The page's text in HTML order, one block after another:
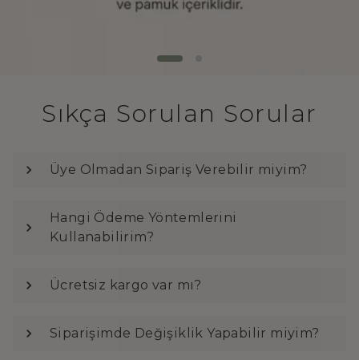
Sıkça Sorulan Sorular
Üye Olmadan Sipariş Verebilir miyim?
Hangi Ödeme Yöntemlerini
Kullanabilirim?
Ücretsiz kargo var mı?
Siparişimde Değişiklik Yapabilir miyim?